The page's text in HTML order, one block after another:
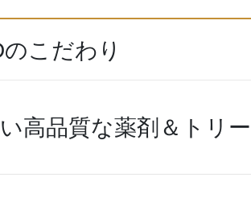
こだわり
高品質な薬剤＆トリ